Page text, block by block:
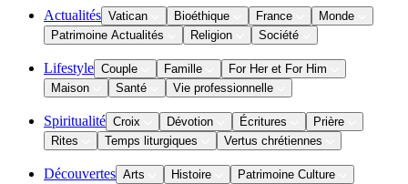
Actualités Vatican Bioéthique France
Monde
Patrimoine Actualités
Religion Société
Lifestyle Couple Famille
For Her et For Him
Maison
Santé Vie professionnelle
Spiritualité Croix Dévotion Écritures
Prière
Rites
Temps liturgiques Vertus chrétiennes
Découvertes Arts Histoire
Patrimoine Culture